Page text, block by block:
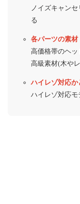
ノイズキャン
る
各パーツの素材
高価格帯のヘッ
高級素材(木や
ハイレゾ対応か
ハイレゾ対応モ